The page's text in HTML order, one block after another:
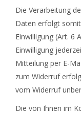
Die Verarbeitung
Daten erfolgt
Einwilligung (Art. 6
Einwilligung
Mitteilung per E-
zum Widerruf
vom Widerruf
Die von Ihnen im